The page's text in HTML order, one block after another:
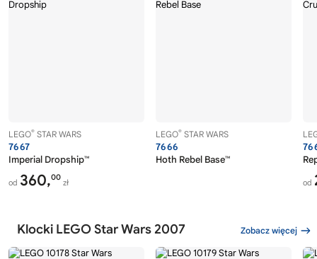
LEGO® STAR WARS
7667
Imperial Dropship™
od 360,00
zł
LEGO® STAR WARS
7666
Hoth Rebel Base™
od
Klocki LEGO Star Wars 2007 Zobacz więcej